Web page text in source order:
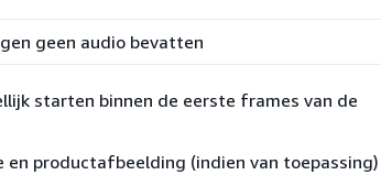
geen audio bevatten
starten binnen de eerste frames van de
productafbeelding (indien van toepassing)